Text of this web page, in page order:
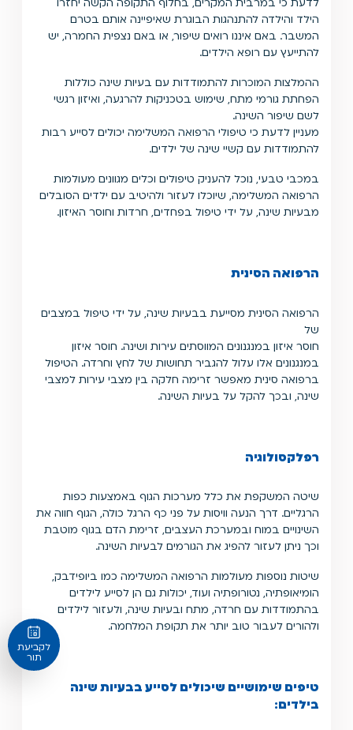
לקביעת
תור
לדעת כי במרבית המקרים, בחלוף התקופה הקשה יחזרו
הילד והילדה להתנהגות הבוגרת שאיפיינה אותם בטרם
המשבר. באם איננו רואים שיפור, או באם נצפית החמרה, יש
להתייעץ עם רופא הילדים.
ההמלצות המוכרות להתמודדות עם בעיות שינה כוללות
הפחתת גורמי מתח, שימוש בטכניקות להרגעה, ואיזון רגשי
לשם שיפור השינה.
מעניין לדעת כי טיפולי הרפואה המשלימה יכולים לסייע רבות
להתמודדות עם קשיי שינה של ילדים.
במכבי טבעי, נוכל להעניק טיפולים וכלים מגוונים מעולמות
הרפואה המשלימה, שיוכלו לעזור ולהיטיב עם ילדים הסובלים
מבעיות שינה, על ידי טיפול בפחדים, חרדות וחוסר האיזון.
הרפואה הסינית
הרפואה הסינית מסייעת בבעיות שינה, על ידי טיפול במצבים
של
חוסר איזון במנגנונים המווסתים עירות ושינה. חוסר איזון
במנגנונים אלו עלול להגביר תחושות של לחץ וחרדה. הטיפול
ברפואה סינית מאפשר זרימה חלקה בין מצבי עירות למצבי
שינה, ובכך להקל על בעיות השינה.
רפלקסולוגיה
שיטה המשקפת את כלל מערכות הגוף באמצעות כפות
הרגליים. דרך הנעה וויסות על פני כף הרגל כולה, הגוף חווה את
השינויים במוח ובמערכת העצבים, זרימת הדם בגוף מוטבת
וכך ניתן לעזור להפיג את הגורמים לבעיות השינה.
שיטות נוספות מעולמות הרפואה המשלימה כמו ביופידבק,
הומיאופתיה, נטורופתיה ועוד, יכולות גם הן לסייע לילדים
בהתמודדות עם חרדה, מתח ובעיות שינה, ולעזור לילדים
ולהורים לעבור טוב יותר את תקופת המלחמה.
טיפים שימושיים שיכולים לסייע בבעיות שינה
בילדים: